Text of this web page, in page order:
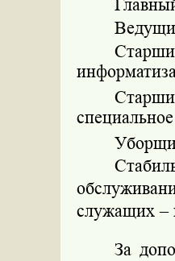
служащих –
За